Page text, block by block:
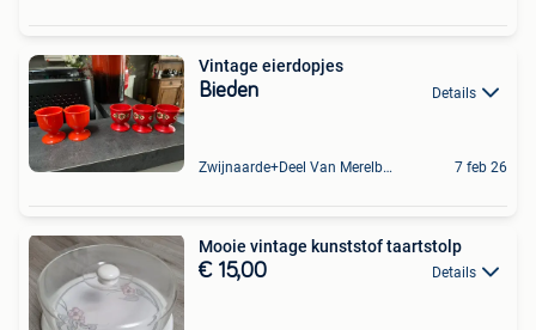
Vintage eierdopjes
Bieden Details
Zwijnaarde+Deel Van Merelbeke 7 feb 26
Mooie vintage kunststof taartstolp
€ 15,00 Details